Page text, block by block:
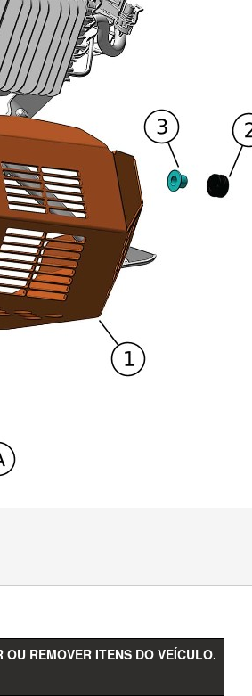
REMOVER ITENS DO VEÍCULO.